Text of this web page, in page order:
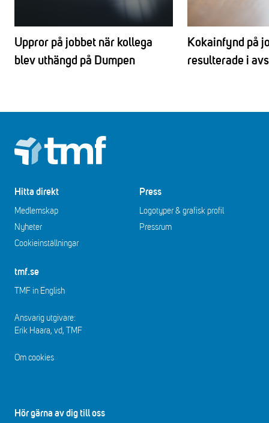
Uppror på jobbet när kollega
blev uthängd på Dumpen
Kokainfynd på
resulterade i
Footer
Hitta direkt
Medlemskap
Nyheter
Cookieinställningar
Press
Logotyper & grafisk profil
Pressrum
tmf.se
TMF in English
Ansvarig utgivare:
Erik Haara, vd, TMF
Om cookies
Hör gärna av dig till oss